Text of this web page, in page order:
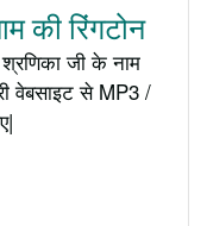
की रिंगटोन
जी के नाम
वेबसाइट से MP3 /